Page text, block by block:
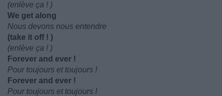
(enlève ça ! )
We get along
Nous devons nous entendre
(take it off ! )
(enlève ça ! )
Forever and ever !
Pour toujours et toujours !
Forever and ever !
Pour toujours et toujours !